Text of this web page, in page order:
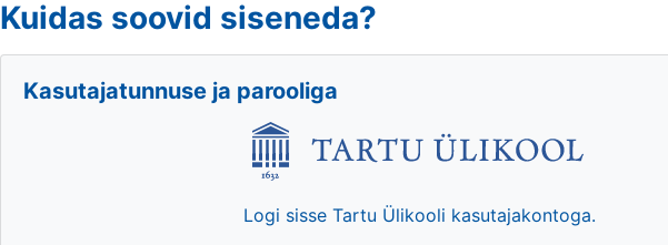
Kuidas soovid siseneda?
Kasutajatunnuse ja parooliga
Logi sisse Tartu Ülikooli kasutajakontoga.